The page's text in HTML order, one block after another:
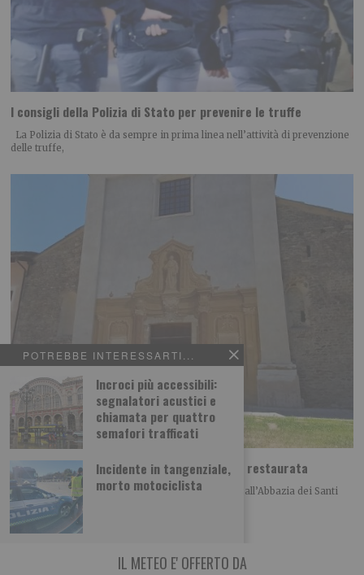
POTREBBE INTERESSARTI...
Incroci più accessibili:
segnalatori acustici e
chiamata per quattro
semafori trafficati
Incidente in tangenziale,
morto motociclista
I consigli della Polizia di Stato per prevenire le truffe
La Polizia di Stato è da sempre in prima linea nell’attività di prevenzione
delle truffe,
Abbazia di Novalesa, nuova scala e facciata restaurata
Nell’anno del 1300° anniversario della fondazione, all’Abbazia dei Santi
Pietro e Andrea di Novalesa sono stati
IL METEO E' OFFERTO DA